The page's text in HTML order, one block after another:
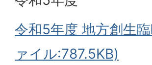
令和5年度 地方創生
ァイル:787.5KB)